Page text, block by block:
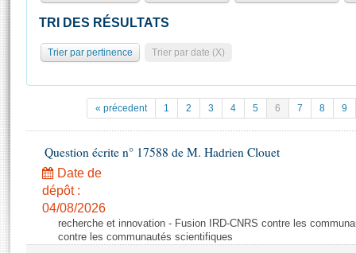
Pétitions
Projets de loi
Propositions de loi
Amendements
Textes adoptés
Statistiques et chiffres clés
Documents de référence
( Constitution | Règlement de l'Assemblée ... )
Histoire
Juniors
Anciennes législatures
La Bibliothèque
Contacts et plan d'accès
Photos libres de droit
TRI DES RÉSULTATS
Trier par pertinence Trier par date (X)
« précedent 1 2 3 4 5 6 7 8 9
Question écrite n° 17588 de M. Hadrien Clouet
Date de
dépôt :
04/08/2026
recherche et innovation - Fusion IRD-CNRS contre les
contre les communautés scientifiques